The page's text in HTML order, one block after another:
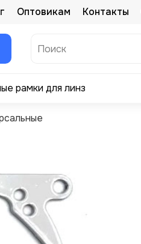
Оптовикам Контакты
рамки для линз